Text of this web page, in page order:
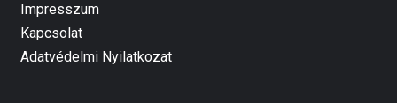
Impresszum
Kapcsolat
Adatvédelmi Nyilatkozat